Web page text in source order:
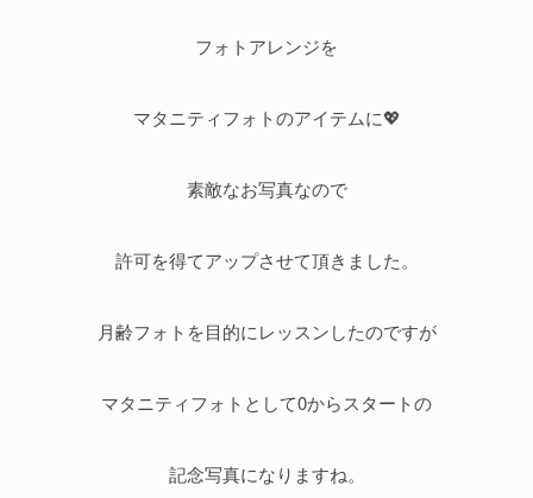
フォトアレンジを
マタニティフォトのアイテムに💖
素敵なお写真なので
許可を得てアップさせて頂きました。
月齢フォトを目的にレッスンしたのですが
マタニティフォトとして0からスタートの
記念写真になりますね。